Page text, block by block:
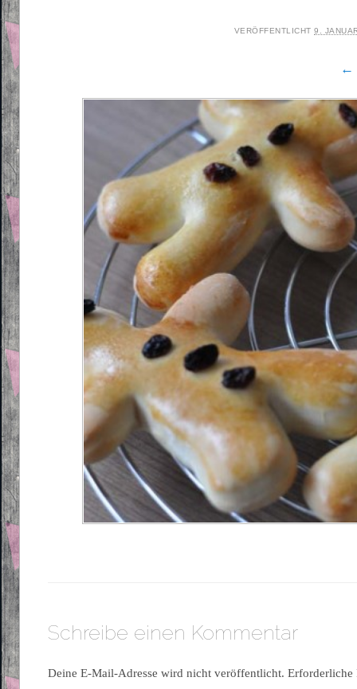
VERÖFFENTLICHT9.
←
Schreibe einen Kommentar
Deine E-Mail-Adresse wird nicht veröffentlicht.